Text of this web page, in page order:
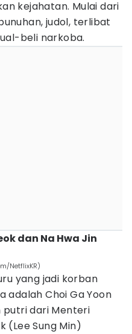
kejahatan. Mulai dari
judol, terlibat
beli narkoba.
dan Na Hwa Jin
NetflixKR)
yang jadi korban
adalah Choi Ga Yoon
putri dari Menteri
(Lee Sung Min)